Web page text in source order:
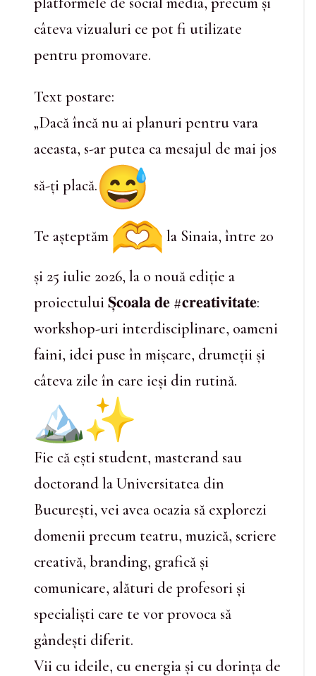
câteva vizualuri ce pot fi utilizate
pentru promovare.
Text postare:
„Dacă încă nu ai planuri pentru vara
aceasta, s-ar putea ca mesajul de mai jos
să-ți placă.
Te așteptăm la Sinaia, între 20
și 25 iulie 2026, la o nouă ediție a
proiectului 𝐒̦𝐜𝐨𝐚𝐥𝐚 𝐝𝐞 #𝐜𝐫𝐞𝐚𝐭𝐢𝐯𝐢𝐭𝐚𝐭𝐞:
workshop-uri interdisciplinare, oameni
faini, idei puse în mișcare, drumeții și
câteva zile în care ieși din rutină.
Fie că ești student, masterand sau
doctorand la Universitatea din
București, vei avea ocazia să explorezi
domenii precum teatru, muzică, scriere
creativă, branding, grafică și
comunicare, alături de profesori și
specialiști care te vor provoca să
gândești diferit.
Vii cu ideile, cu energia și cu dorința de